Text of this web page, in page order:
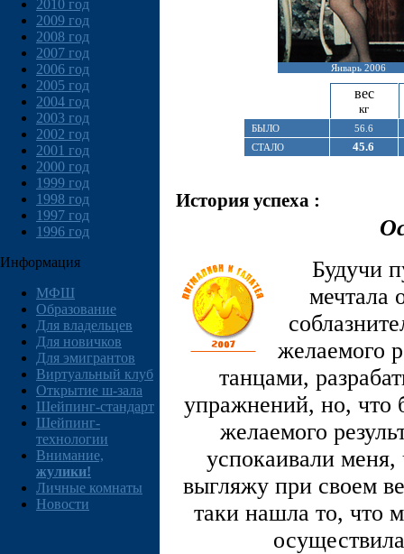
2010 год
2009 год
2008 год
2007 год
2006 год
2005 год
2004 год
2003 год
2002 год
2001 год
2000 год
1999 год
1998 год
1997 год
1996 год
Информация
МФШ
Образование
Для владельцев
Для новичков
Для эмигрантов
Виртуальный клуб
Открытие ш-зала
Шейпинг-стандарт
Шейпинг-
технологии
Внимание,
жулики!
Личные комнаты
Новости
Январь 2006
вес
кг
БЫЛО
56.6
СТАЛО
45.6
История успеха :
Будучи
мечтала
желаемого
танцами,
упражнений, но, что
желаемого
успокаивали
выгляжу при своем
таки нашла то, что